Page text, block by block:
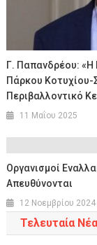
Γ. Παπανδρέου: «Η
Πάρκου Κοτυχίου-
Περιβαλλοντικό
11 Μαΐου 2025
Οργανισμοί
Απευθύνονται
12 Νοεμβρίου 2024
Τελευταία Νέα